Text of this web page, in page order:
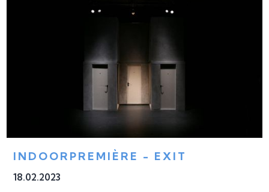
INDOORPREMIÈRE - EXIT
18.02.2023